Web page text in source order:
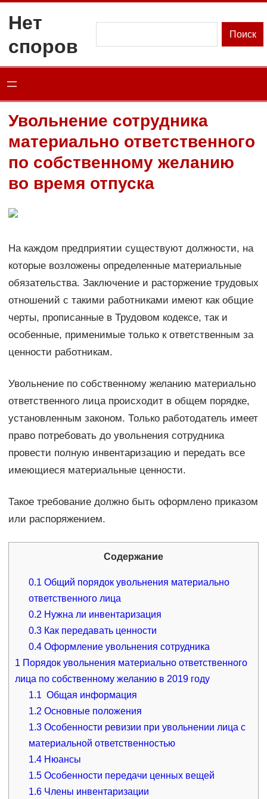
содержимому
Нет
споров
Поиск
Увольнение сотрудника
материально ответственного
по собственному желанию
во время отпуска
На каждом предприятии существуют должности, на
которые возложены определенные материальные
обязательства. Заключение и расторжение трудовых
отношений с такими работниками имеют как общие
черты, прописанные в Трудовом кодексе, так и
особенные, применимые только к ответственным за
ценности работникам.
Увольнение по собственному желанию материально
ответственного лица происходит в общем порядке,
установленным законом. Только работодатель имеет
право потребовать до увольнения сотрудника
провести полную инвентаризацию и передать все
имеющиеся материальные ценности.
Такое требование должно быть оформлено приказом
или распоряжением.
Содержание
0.1 Общий порядок увольнения материально
ответственного лица
0.2 Нужна ли инвентаризация
0.3 Как передавать ценности
0.4 Оформление увольнения сотрудника
1 Порядок увольнения материально ответственного
лица по собственному желанию в 2019 году
1.1 Общая информация
1.2 Основные положения
1.3 Особенности ревизии при увольнении лица с
материальной ответственностью
1.4 Нюансы
1.5 Особенности передачи ценных вещей
1.6 Члены инвентаризации